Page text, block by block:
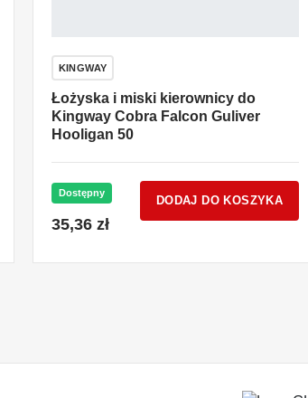
KINGWAY
Łożyska i miski kierownicy do
Kingway Cobra Falcon Guliver
Hooligan 50
Dostępny
35,36 zł
DODAJ DO KOSZYKA